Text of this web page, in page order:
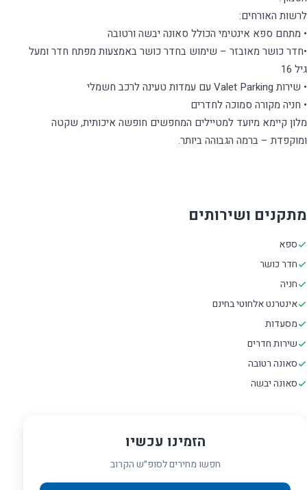
•חדר כושר מאובזר – שימוש בחדר כושר באמצעות מפתח חדר ומעל
מלון קיימא מיועד למטיילים המחפשים חופשה איכותית, שקטה
מתקנים ושירותים
ספא
חדר כושר
חניה
אינטרנט אלחוטי בחינם
מסעדות
שירות חדרים
סאונה רטובה
סאונה יבשה
הזמינו עכשיו
חפשו מחירים לסופ״ש הקרוב